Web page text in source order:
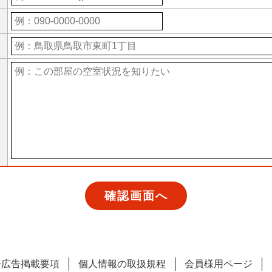
告掲載要項 個人情報の取扱規程 会員様用ページ